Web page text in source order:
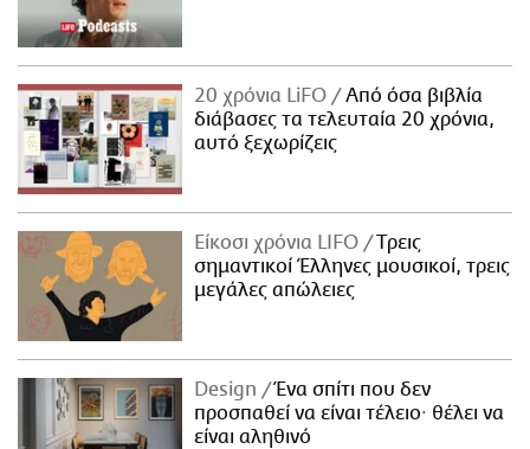
20 χρόνια LiFO
Από όσα βιβλία
διάβασες τα τελευταία 20 χρόνια,
αυτό ξεχωρίζεις
Είκοσι χρόνια LIFO
Tρεις
σημαντικοί Έλληνες μουσικοί, τρεις
μεγάλες απώλειες
Design
Ένα σπίτι που δεν
προσπαθεί να είναι τέλειο· θέλει να
είναι αληθινό